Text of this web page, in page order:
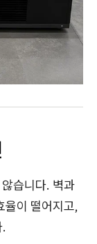
습니다. 벽과
율이 떨어지고,